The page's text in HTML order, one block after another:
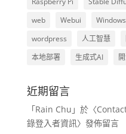
web
Webui Windows
wordpress
人工智慧
本地部署
生成式AI
近期留言
「Rain Chu 」於〈
錄登入者資訊〉發佈留言